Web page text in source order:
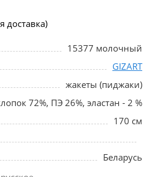
доставка)
15377 молочный
GIZART
жакеты (пиджаки)
72%, ПЭ 26%, эластан - 2 %
170 см
Беларусь